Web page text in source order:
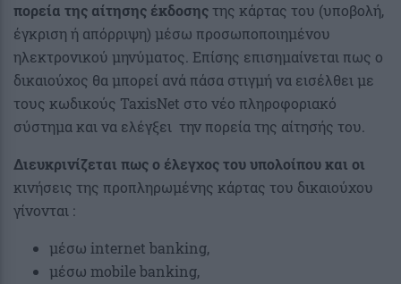
πορεία της αίτησης έκδοσηςτης κάρτας του (υποβολή,
έγκριση ή απόρριψη) μέσω προσωποποιημένου
ηλεκτρονικού μηνύματος. Επίσης επισημαίνεται πως ο
δικαιούχος θα μπορεί ανά πάσα στιγμή να εισέλθει με
τους κωδικούς TaxisNet στο νέο πληροφοριακό
σύστημα και να ελέγξει την πορεία της αίτησής του.
Διευκρινίζεται πως ο έλεγχος του υπολοίπου και οι
κινήσεις της προπληρωμένης κάρτας του δικαιούχου
γίνονται :
μέσω internet banking,
μέσω mobile banking,